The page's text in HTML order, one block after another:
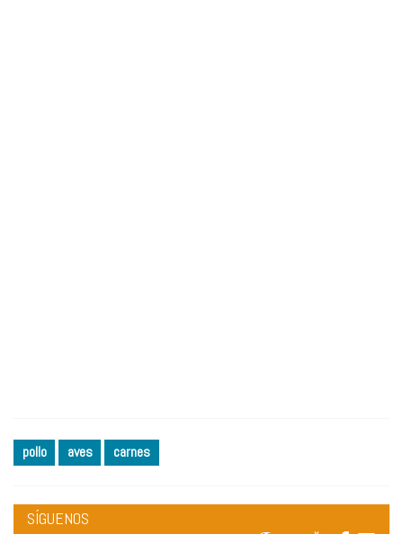
pollo aves carnes
SÍGUENOS